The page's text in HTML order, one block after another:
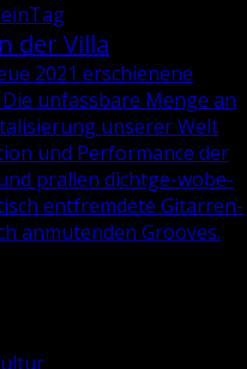
der Villa
2021 er­schie­ne­ne
un­fass­ba­re Menge an
un­se­rer Welt
und Per­for­mance der
pral­len dicht­ge­-wo­be­
ent­frem­de­te Gi­tar­ren­
an­mu­ten­den Groo­ves.